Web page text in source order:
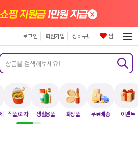
식품/과자 생활용품 화장품 무료배송 이벤트
쇼핑 지원금1만원 지급×
로그인 회원가입 장바구니 찜